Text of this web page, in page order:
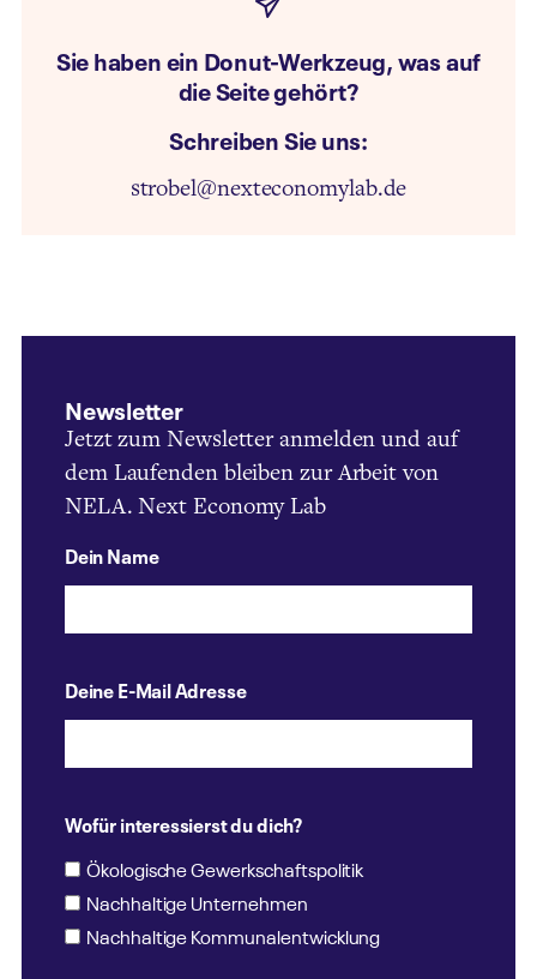
Sie haben ein Donut-Werkzeug, was auf
die Seite gehört?
Schreiben Sie uns:
strobel@nexteconomylab.de
Newsletter
Jetzt zum Newsletter anmelden und auf
dem Laufenden bleiben zur Arbeit von
NELA. Next Economy Lab
Dein Name
Deine E-Mail Adresse
Wofür interessierst du dich?
Ökologische Gewerkschaftspolitik
Nachhaltige Unternehmen
Nachhaltige Kommunalentwicklung